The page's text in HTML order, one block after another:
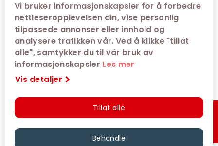
Vi bruker informasjonskapsler for å forbedre
nettleseropplevelsen din, vise personlig
tilpassede annonser eller innhold og
analysere trafikken vår. Ved å klikke "tillat
alle", samtykker du til vår bruk av
informasjonskapsler Les mer
Vis detaljer
Tillat alle
Behandle Hurtigkjøp